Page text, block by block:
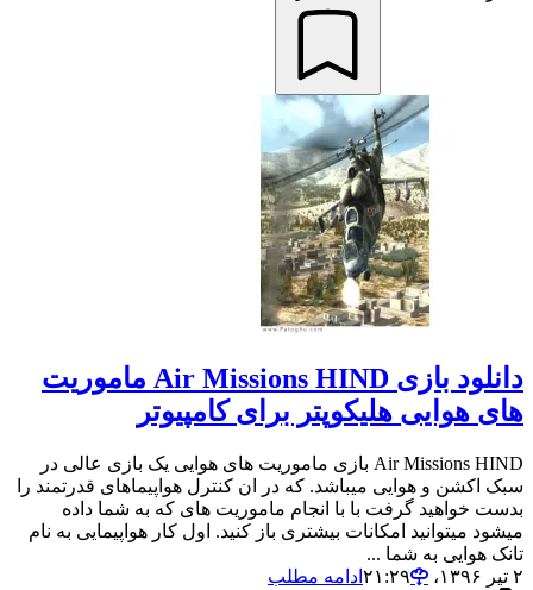
دانلود بازی Air Missions HIND ماموریت
های هوایی هلیکوپتر برای کامپیوتر
Air Missions HIND بازی ماموریت های هوایی یک بازی عالی در
سبک اکشن و هوایی میباشد. که در ان کنترل هواپیماهای قدرتمند را
بدست خواهید گرفت با با انجام ماموریت های که به شما داده
میشود میتوانید امکانات بیشتری باز کنید. اول کار هواپیمایی به نام
تانک هوایی به شما ...
۲ تیر ۱۳۹۶،‏ ۲۱:۲۹
ادامه مطلب